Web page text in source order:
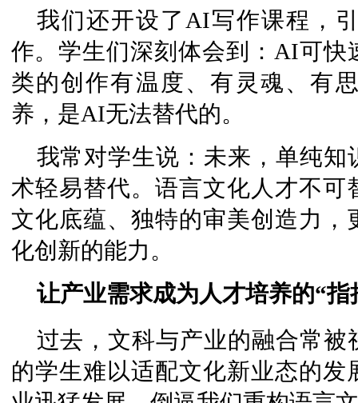
我们还开设了AI写作课程，
作。学生们深刻体会到：AI可
类的创作有温度、有灵魂、有
养，是AI无法替代的。
我常对学生说：未来，单纯
术轻易替代。语言文化人才不
文化底蕴、独特的审美创造力
化创新的能力。
让产业需求成为人才培养的“指
过去，文科与产业的融合常
的学生难以适配文化新业态的